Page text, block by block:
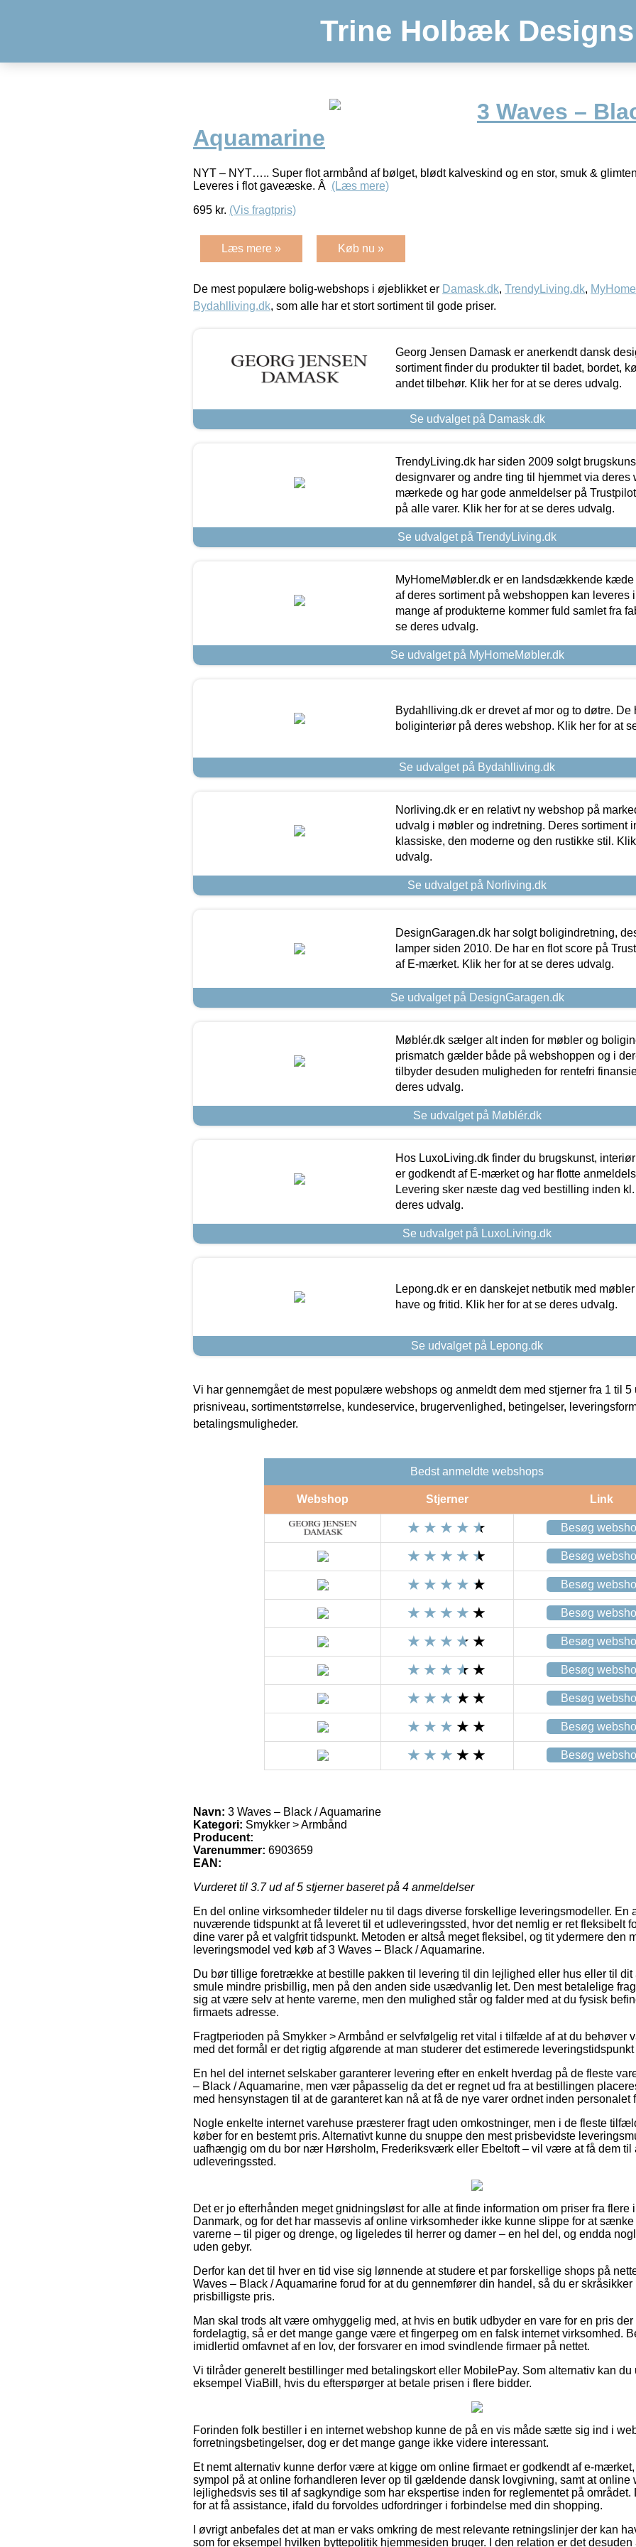
Trine Holbæk Designs
3 Waves –
Aquamarine
NYT – NYT….. Super flot armbånd af bølget, blødt kalveskind og en stor, smuk &
Leveres i flot gaveæske. Â (Læs mere)
695 kr. (Vis fragtpris)
Læs mere » Køb nu »
De mest populære bolig-webshops i øjeblikket er Damask.dk, TrendyLiving.dk,
Bydahlliving.dk, som alle har et stort sortiment til gode priser.
Georg Jensen Damask er anerkendt dansk
sortiment finder du produkter til badet, bordet,
andet tilbehør. Klik her for at se deres udvalg.
Se udvalget på Damask.dk
TrendyLiving.dk har siden 2009 solgt
designvarer og andre ting til hjemmet via deres
mærkede og har gode anmeldelser på
på alle varer. Klik her for at se deres udvalg.
Se udvalget på TrendyLiving.dk
MyHomeMøbler.dk er en landsdækkende kæde
af deres sortiment på webshoppen kan leveres
mange af produkterne kommer fuld samlet fra
se deres udvalg.
Se udvalget på MyHomeMøbler.dk
Bydahlliving.dk er drevet af mor og to døtre. De
boliginteriør på deres webshop. Klik her for at
Se udvalget på Bydahlliving.dk
Norliving.dk er en relativt ny webshop på
udvalg i møbler og indretning. Deres sortiment
klassiske, den moderne og den rustikke stil.
udvalg.
Se udvalget på Norliving.dk
DesignGaragen.dk har solgt boligindretning,
lamper siden 2010. De har en flot score på
af E-mærket. Klik her for at se deres udvalg.
Se udvalget på DesignGaragen.dk
Møblér.dk sælger alt inden for møbler og
prismatch gælder både på webshoppen og i
tilbyder desuden muligheden for rentefri
deres udvalg.
Se udvalget på Møblér.dk
Hos LuxoLiving.dk finder du brugskunst,
er godkendt af E-mærket og har flotte
Levering sker næste dag ved bestilling inden
deres udvalg.
Se udvalget på LuxoLiving.dk
Lepong.dk er en danskejet netbutik med
have og fritid. Klik her for at se deres udvalg.
Se udvalget på Lepong.dk
Vi har gennemgået de mest populære webshops og anmeldt dem med stjerner fra 1 til 5
prisniveau, sortimentstørrelse, kundeservice, brugervenlighed, betingelser,
betalingsmuligheder.
Bedst anmeldte webshops
Webshop Stjerner Link
Besøg
Besøg
Besøg
Besøg
Besøg
Besøg
Besøg
Besøg
Besøg
Navn: 3 Waves – Black / Aquamarine
Kategori: Smykker > Armbånd
Producent:
Varenummer: 6903659
EAN:
Vurderet til 3.7ud af 5 stjerner baseret på 4 anmeldelser
En del online virksomheder tildeler nu til dags diverse forskellige leveringsmodeller. En
nuværende tidspunkt at få leveret til et udleveringssted, hvor det nemlig er ret fleksibelt
dine varer på et valgfrit tidspunkt. Metoden er altså meget fleksibel, og tit ydermere den
leveringsmodel ved køb af 3 Waves – Black / Aquamarine.
Du bør tillige foretrække at bestille pakken til levering til din lejlighed eller hus eller til dit
smule mindre prisbillig, men på den anden side usædvanlig let. Den mest betalelige
sig at være selv at hente varerne, men den mulighed står og falder med at du fysisk
firmaets adresse.
Fragtperioden på Smykker > Armbånd er selvfølgelig ret vital i tilfælde af at du behøver
med det formål er det rigtig afgørende at man studerer det estimerede
En hel del internet selskaber garanterer levering efter en enkelt hverdag på de fleste
– Black / Aquamarine, men vær påpasselig da det er regnet ud fra at bestillingen
med hensynstagen til at de garanteret kan nå at få de nye varer ordnet inden personalet
Nogle enkelte internet varehuse præsterer fragt uden omkostninger, men i de fleste
køber for en bestemt pris. Alternativt kunne du snuppe den mest prisbevidste
uafhængig om du bor nær Hørsholm, Frederiksværk eller Ebeltoft – vil være at få dem til
udleveringssted.
Det er jo efterhånden meget gnidningsløst for alle at finde information om priser fra flere
Danmark, og for det har massevis af online virksomheder ikke kunne slippe for at
varerne – til piger og drenge, og ligeledes til herrer og damer – en hel del, og endda
uden gebyr.
Derfor kan det til hver en tid vise sig lønnende at studere et par forskellige shops på
Waves – Black / Aquamarine forud for at du gennemfører din handel, så du er skråsikker
prisbilligste pris.
Man skal trods alt være omhyggelig med, at hvis en butik udbyder en vare for en pris
fordelagtig, så er det mange gange være et fingerpeg om en falsk internet virksomhed.
imidlertid omfavnet af en lov, der forsvarer en imod svindlende firmaer på nettet.
Vi tilråder generelt bestillinger med betalingskort eller MobilePay. Som alternativ kan du
eksempel ViaBill, hvis du efterspørger at betale prisen i flere bidder.
Forinden folk bestiller i en internet webshop kunne de på en vis måde sætte sig ind i
forretningsbetingelser, dog er det mange gange ikke videre interessant.
Et nemt alternativ kunne derfor være at kigge om online firmaet er godkendt af e-
sympol på at online forhandleren lever op til gældende dansk lovgivning, samt at online
lejlighedsvis ses til af sagkyndige som har ekspertise inden for reglementet på området.
for at få assistance, ifald du forvoldes udfordringer i forbindelse med din shopping.
I øvrigt anbefales det at man er vaks omkring de mest relevante retningslinjer der kan
som for eksempel hvilken byttepolitik hjemmesiden bruger. I den relation er det desuden